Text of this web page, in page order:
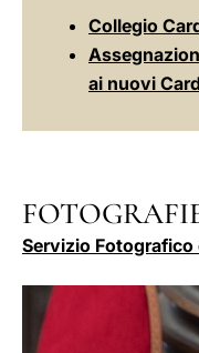
Collegio
ai nuovi
Servizio Fotografico